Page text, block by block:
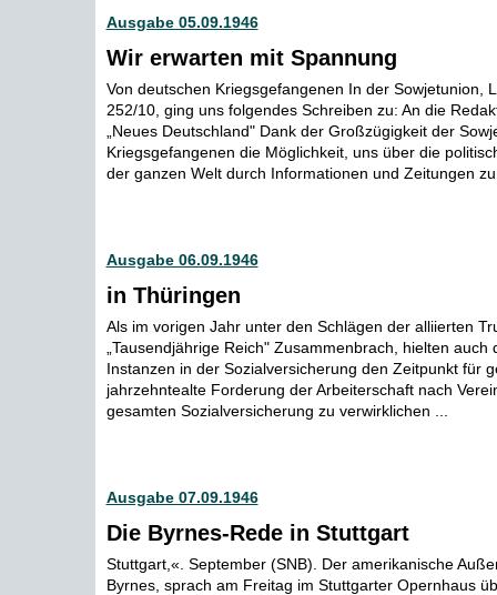
Ausgabe 05.09.1946
Wir erwarten mit Spannung
Von deutschen Kriegsgefangenen In der Sowjetunion,
252/10, ging uns folgendes Schreiben zu: An die
„Neues Deutschland" Dank der Großzügigkeit der
Kriegsgefangenen die Möglichkeit, uns über die
der ganzen Welt durch Informationen und Zeitungen
Ausgabe 06.09.1946
in Thüringen
Als im vorigen Jahr unter den Schlägen der alliierten
„Tausendjährige Reich" Zusammenbrach, hielten auch
Instanzen in der Sozialversicherung den Zeitpunkt für
jahrzehntealte Forderung der Arbeiterschaft nach
gesamten Sozialversicherung zu verwirklichen ...
Ausgabe 07.09.1946
Die Byrnes-Rede in Stuttgart
Stuttgart,«. September (SNB). Der amerikanische
Byrnes, sprach am Freitag im Stuttgarter Opernhaus